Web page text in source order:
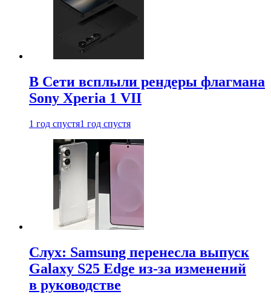
В Сети всплыли рендеры флагмана
Sony Xperia 1 VII
1 год спустя1 год спустя
Слух: Samsung перенесла выпуск
Galaxy S25 Edge из-за изменений
в руководстве